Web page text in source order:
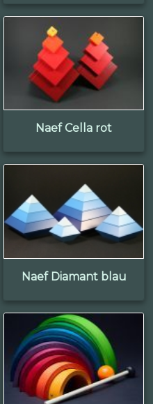
Naef Cella rot
Naef Diamant blau